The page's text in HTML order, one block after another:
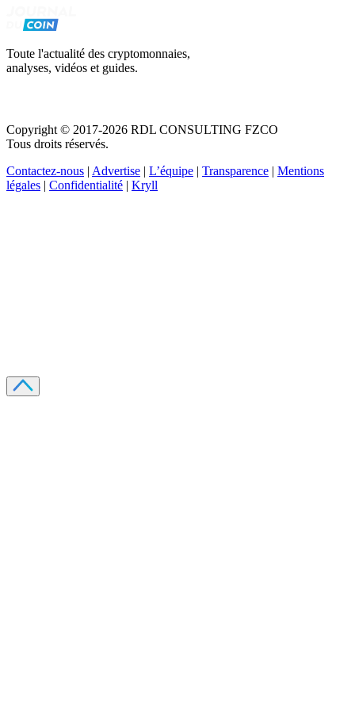
Toute l'actualité des cryptomonnaies,
analyses, vidéos et guides.
Copyright © 2017-2026 RDL CONSULTING FZCO
Tous droits réservés.
Contactez-nous Advertise L’équipe Transparence
Mentions
légales
Confidentialité Kryll